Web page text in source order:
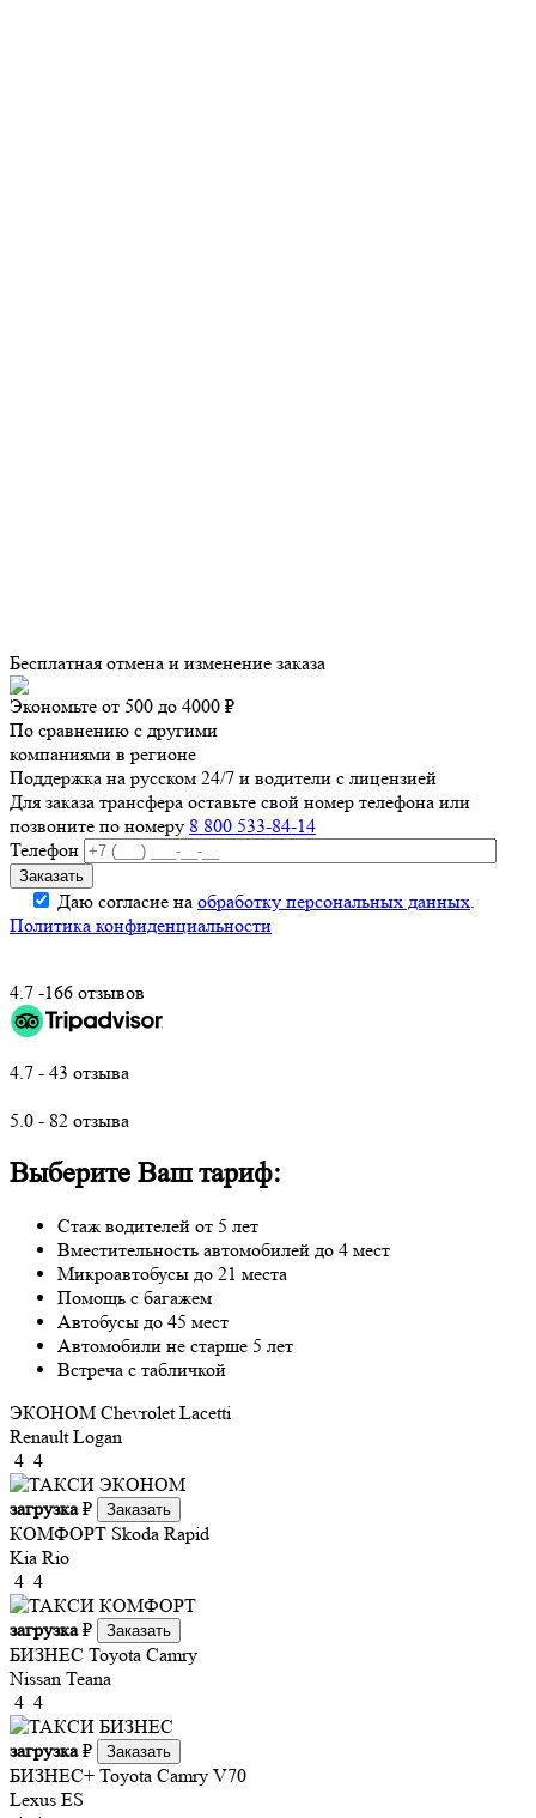
Бесплатная отмена и изменение заказа
Экономьте от 500 до 4000 ₽
По сравнению с другими
компаниями в регионе
Поддержка на русском 24/7 и водители с лицензией
Для заказа трансфера оставьте свой номер телефона или
позвоните по номеру 8 800 533-84-14
Телефон
Даю согласие на обработку персональных данных.
Политика конфиденциальности
4.7 -166 отзывов
4.7 - 43 отзыва
5.0 - 82 отзыва
Выберите Ваш тариф:
Стаж водителей от 5 лет
Вместительность автомобилей до 4 мест
Микроавтобусы до 21 места
Помощь с багажем
Автобусы до 45 мест
Автомобили не старше 5 лет
Встреча с табличкой
ЭКОНОМ Chevrolet Lacetti
Renault Logan
4 4
загрузка₽ Заказать
КОМФОРТ Skoda Rapid
Kia Rio
4 4
загрузка₽ Заказать
БИЗНЕС Toyota Camry
Nissan Teana
4 4
загрузка₽ Заказать
БИЗНЕС+ Toyota Camry V70
Lexus ES